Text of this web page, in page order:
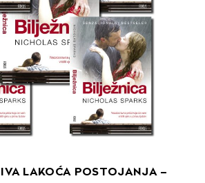
LAKOĆA POSTOJANJA –